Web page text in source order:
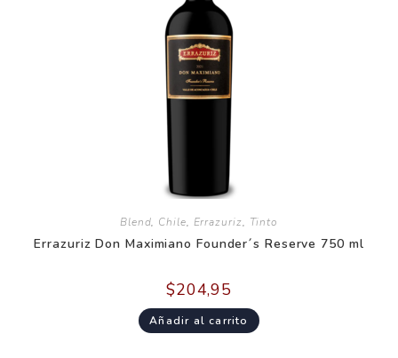
Blend, Chile, Errazuriz, Tinto
Errazuriz Don Maximiano Founder´s Reserve 750 ml
$204,95
Añadir al carrito